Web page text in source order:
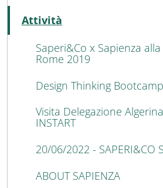
Attività
Attivo
Saperi&Co x Sapienza
Rome 2019
Design Thinking Bootcamp
Visita Delegazione
INSTART
20/06/2022 - SAPERI&CO
ABOUT SAPIENZA